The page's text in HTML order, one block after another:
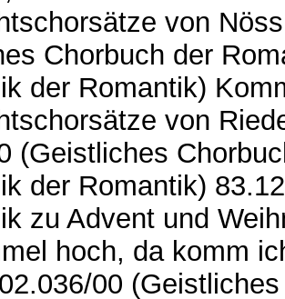
von
Chorbuch der
der Romantik)
von
(Geistliches
der Romantik)
zu Advent und
hoch, da komm
00